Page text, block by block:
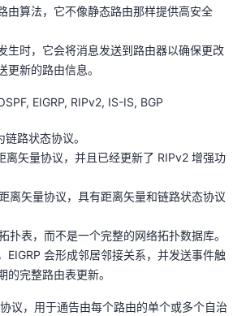
由算法，它不像静态路由那样提供高安全
生时，它会将消息发送到路由器以确保更改
更新的路由信息。
EIGRP, RIPv2, IS-IS, BGP
路状态协议。
离矢量协议，并且已经更新了 RIPv2 增强功
离矢量协议，具有距离矢量和链路状态协议
扑表，而不是一个完整的网络拓扑数据库。
EIGRP 会形成邻居邻接关系，并发送事件触
的完整路由表更新。
议，用于通告由每个路由的单个或多个自治